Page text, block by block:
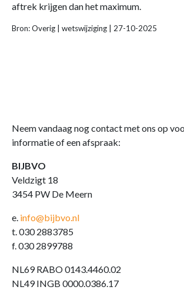
aftrek krijgen dan het maximum.
Bron: Overig | wetswijziging | 27-10-2025
Neem vandaag nog contact met ons op
informatie of een afspraak:
BIJBVO
Veldzigt 18
3454 PW De Meern
e. info@bijbvo.nl
t. 030 2883785
f. 030 2899788
NL69 RABO 0143.4460.02
NL49 INGB 0000.0386.17